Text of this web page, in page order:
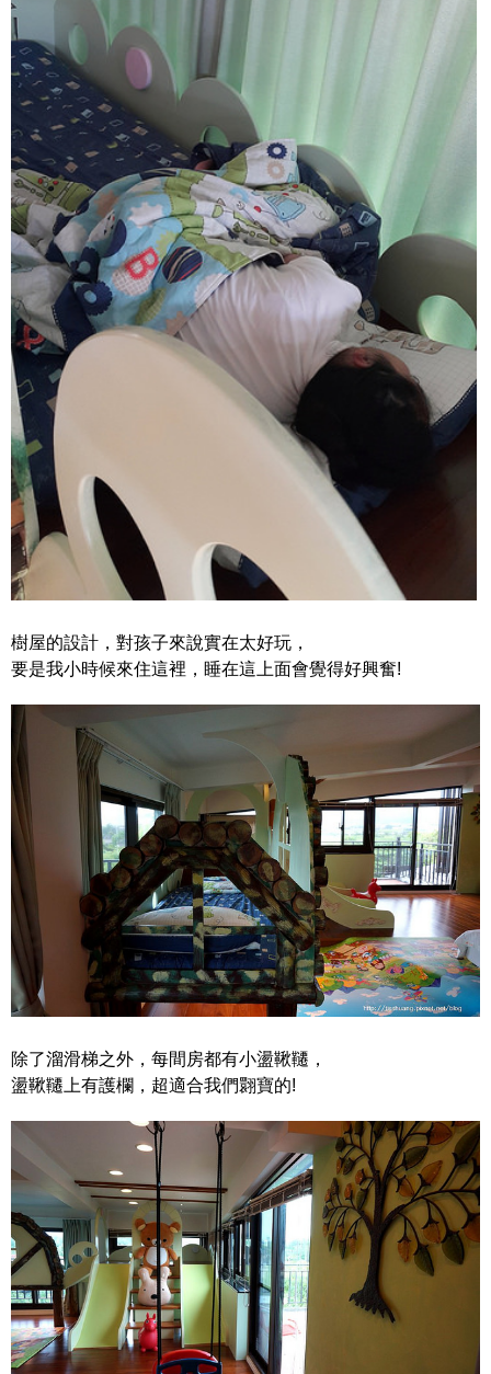
樹屋的設計，對孩子來說實在太好玩，
要是我小時候來住這裡，睡在這上面會覺得好興奮!
除了溜滑梯之外，每間房都有小盪鞦韆，
盪鞦韆上有護欄，超適合我們翾寶的!